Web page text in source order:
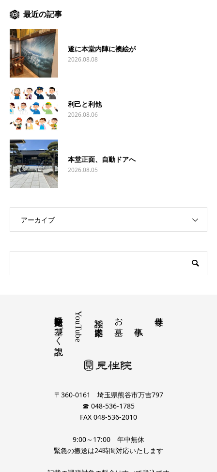
最近の記事
遂に本堂内陣に襖絵が
2026.08.08
利己と利他
2026.08.06
本堂正面、自動ドアへ
2026.08.05
アーカイブ
寺便り
お墓
YouTube
特定商取引法に基づく表記
〒360-0161 埼玉県熊谷市万吉797
☎ 048-536-1785
FAX 048-536-2010
9:00～17:00 年中無休
緊急の搬送は24時間対応いたします